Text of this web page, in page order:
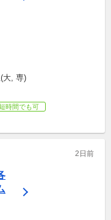
大, 専)
時間でも可
2日前